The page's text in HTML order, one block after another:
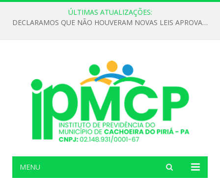
ÚLTIMAS ATUALIZAÇÕES:
DECLARAMOS QUE NÃO HOUVERAM NOVAS LEIS APROVADAS ATÉ O MOMENTO PARA O INSTITUTO DE PREVIDÊNCIA NO ANO DE 2026
MENU